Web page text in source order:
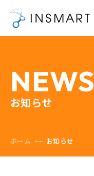
NEWS
お知らせ
ホーム お知らせ